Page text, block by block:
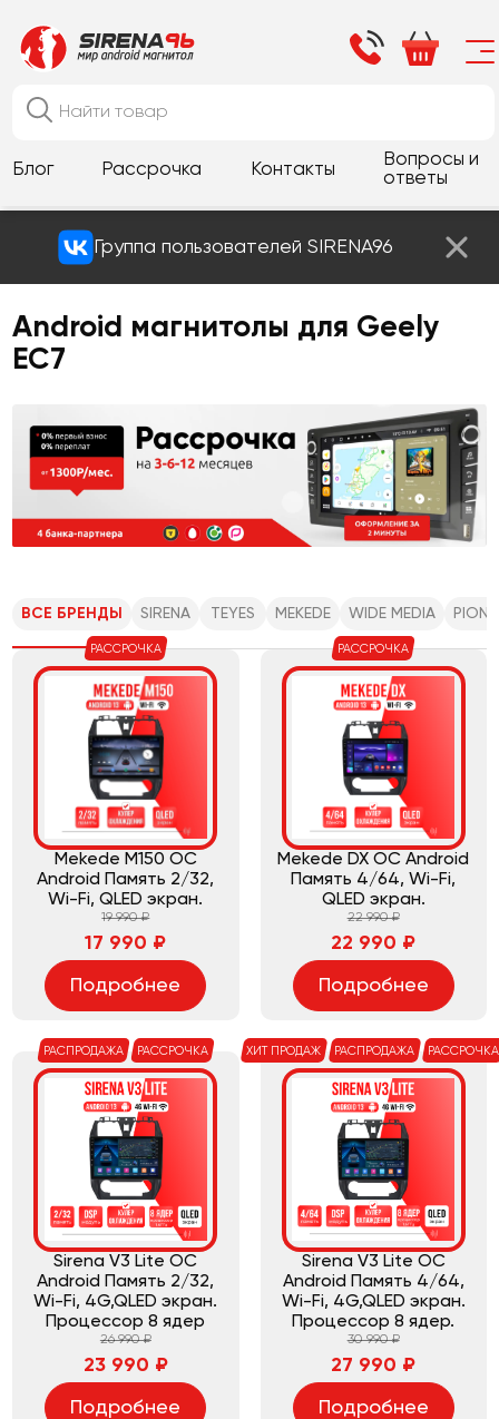
Блог Рассрочка Контакты
Вопросы и
ответы
Группа пользователей SIRENA96
Android магнитолы для Geely
EC7
ВСЕ БРЕНДЫ SIRENA TEYES MEKEDE WIDE MEDIA
РАССРОЧКА
Mekede M150 ОС
Android Память 2/32,
Wi-Fi, QLED экран.
19 990 ₽
17 990 ₽
Подробнее
РАССРОЧКА
Mekede DX ОС Android
Память 4/64, Wi-Fi,
QLED экран.
22 990 ₽
22 990 ₽
Подробнее
РАСПРОДАЖА РАССРОЧКА
Sirena V3 Lite ОС
Android Память 2/32,
Wi-Fi, 4G,QLED экран.
Процессор 8 ядер
26 990 ₽
23 990 ₽
Подробнее
ХИТ ПРОДАЖ РАСПРОДАЖА РАССРОЧКА
Sirena V3 Lite ОС
Android Память 4/64,
Wi-Fi, 4G,QLED экран.
Процессор 8 ядер.
30 990 ₽
27 990 ₽
Подробнее